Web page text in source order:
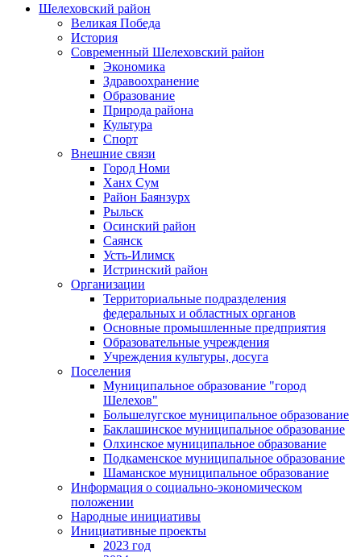
Шелеховский район
Великая Победа
История
Современный Шелеховский район
Экономика
Здравоохранение
Образование
Природа района
Культура
Спорт
Внешние связи
Город Номи
Ханх Сум
Район Баянзурх
Рыльск
Осинский район
Саянск
Усть-Илимск
Истринский район
Организации
Территориальные подразделения
федеральных и областных органов
Основные промышленные предприятия
Образовательные учреждения
Учреждения культуры, досуга
Поселения
Муниципальное образование "город
Шелехов"
Большелугское муниципальное образование
Баклашинское муниципальное образование
Олхинское муниципальное образование
Подкаменское муниципальное образование
Шаманское муниципальное образование
Информация о социально-экономическом
положении
Народные инициативы
Инициативные проекты
2023 год